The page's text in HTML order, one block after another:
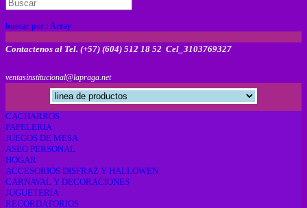
buscar por : Array
Contactenos al Tel. (+57) (604) 512 18 52 Cel_3103769327
ventasinstitucional@lapraga.net
CACHARROS
PAPELERIA
JUEGOS DE MESA
ASEO PERSONAL
HOGAR
ACCESORIOS DISFRAZ Y HALLOWEN
CARNAVAL Y DECORACIONES
JUGUETERIA
RECORDATORIOS